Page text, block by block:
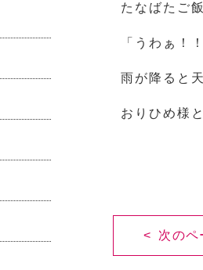
たなばたご
「うわぁ！
雨が降ると
おりひめ様
< 次のペ